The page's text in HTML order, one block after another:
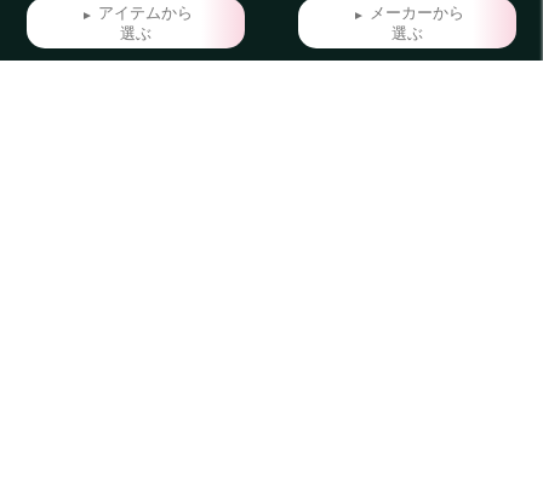
アイテムから
選ぶ
メーカーから
選ぶ